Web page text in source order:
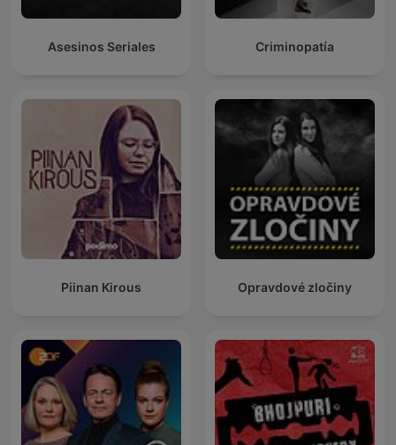
Asesinos Seriales Criminopatía
Piinan Kirous Opravdové zločiny